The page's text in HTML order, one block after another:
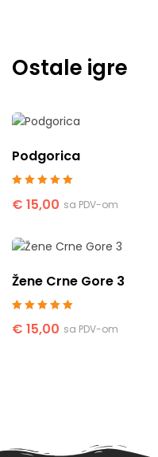
Ostale igre
Podgorica
od 5
€ 15,00 sa PDV-om
Žene Crne Gore 3
od 5
€ 15,00 sa PDV-om